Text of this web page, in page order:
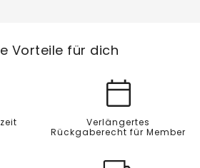
Vorteile für dich
Verlängertes
Rückgaberecht für Member